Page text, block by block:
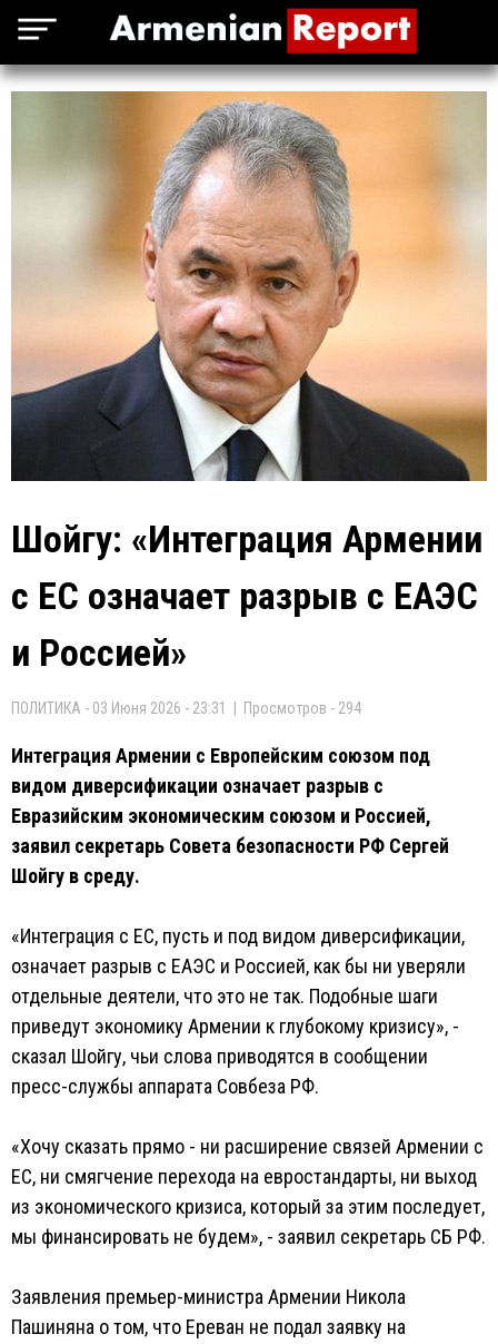
Шойгу: «Интеграция Армении
с ЕС означает разрыв с ЕАЭС
и Россией»
ПОЛИТИКА - 03 Июня 2026 - 23:31 | Просмотров - 294
Интеграция Армении с Европейским союзом под
видом диверсификации означает разрыв с
Евразийским экономическим союзом и Россией,
заявил секретарь Совета безопасности РФ Сергей
Шойгу в среду.
«Интеграция с ЕС, пусть и под видом диверсификации,
означает разрыв с ЕАЭС и Россией, как бы ни уверяли
отдельные деятели, что это не так. Подобные шаги
приведут экономику Армении к глубокому кризису», -
сказал Шойгу, чьи слова приводятся в сообщении
пресс-службы аппарата Совбеза РФ.
«Хочу сказать прямо - ни расширение связей Армении с
ЕС, ни смягчение перехода на евростандарты, ни выход
из экономического кризиса, который за этим последует,
мы финансировать не будем», - заявил секретарь СБ РФ.
Заявления премьер-министра Армении Никола
Пашиняна о том, что Ереван не подал заявку на